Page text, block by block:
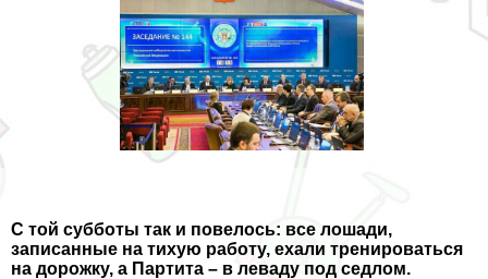
С той субботы так и повелось: все лошади,
записанные на тихую работу, ехали тренироваться
на дорожку, а Партита – в леваду под седлом.